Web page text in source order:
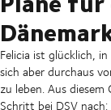
Felicia ist glücklich,
sich aber durchaus
zu leben. Aus
Schritt bei DSV nach: